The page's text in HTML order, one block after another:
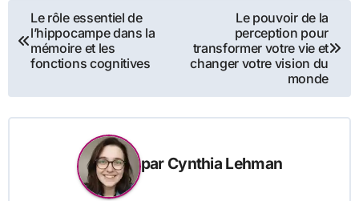
Navigation
de
l’article
Le rôle essentiel de
l’hippocampe dans la
mémoire et les
fonctions cognitives
Le pouvoir de la
perception pour
transformer votre vie et
changer votre vision du
monde
par Cynthia Lehman